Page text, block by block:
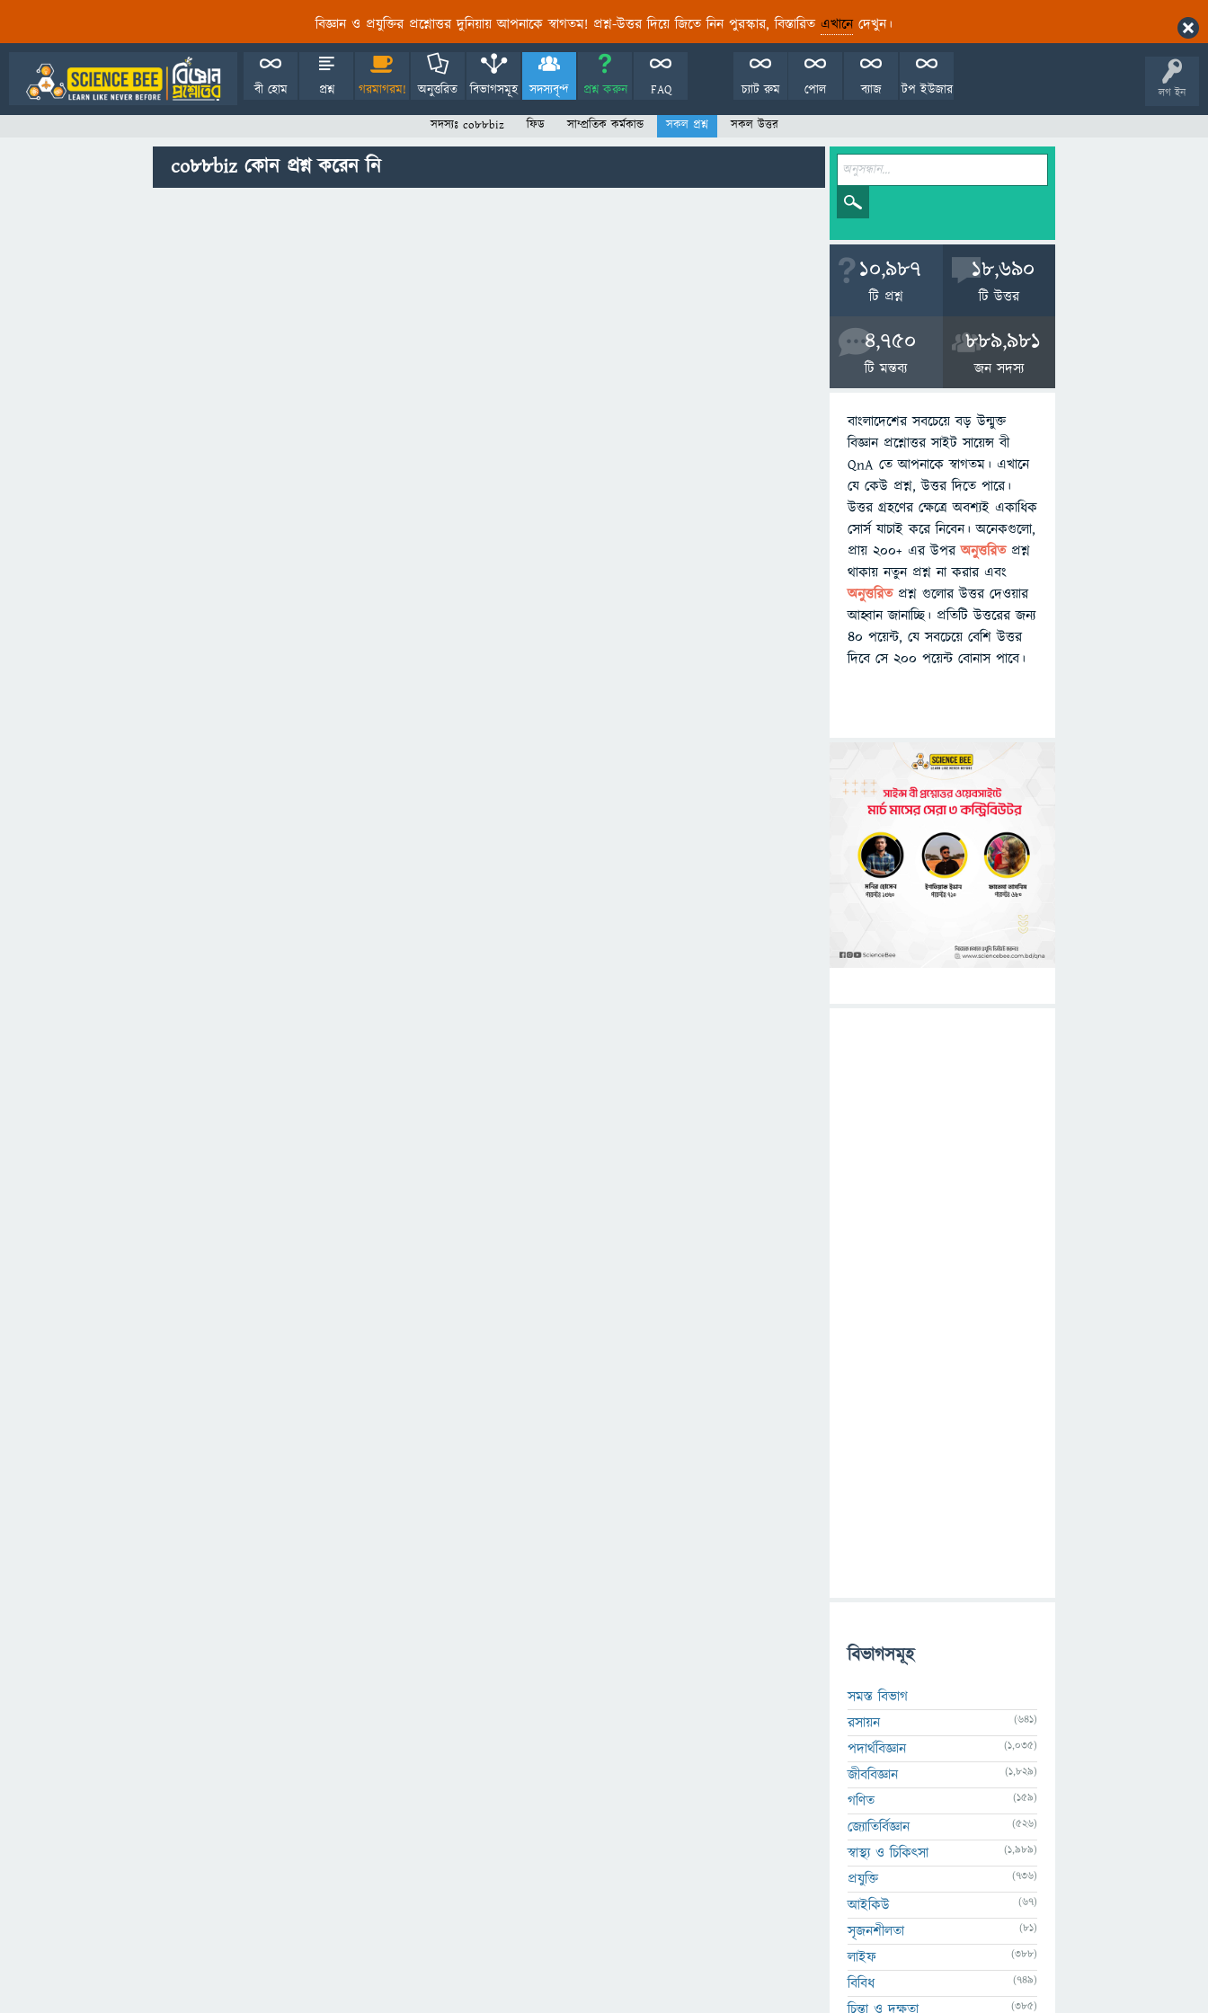
বিজ্ঞান ও প্রযুক্তির প্রশ্নোত্তর দুনিয়ায় আপনাকে স্বাগতম! প্রশ্ন-উত্তর দিয়ে জিতে নিন পুরস্কার, বিস্তারিত এখানেদেখুন।
লগ ইন
বী হোম প্রশ্ন গরমাগরম! অনুত্তরিত বিভাগসমূহ সদস্যবৃন্দ প্রশ্ন করুন FAQ টপ ইউজার
ব্যাজ
পোল
চ্যাট রুম
সদস্যঃ co88biz ফিড সাম্প্রতিক কর্মকান্ড সকল প্রশ্ন সকল উত্তর
co88biz কোন প্রশ্ন করেন নি
10,987
টি প্রশ্ন
18,690
টি উত্তর
4,750
টি মন্তব্য
889,981
জন সদস্য
বাংলাদেশের সবচেয়ে বড় উন্মুক্ত
বিজ্ঞান প্রশ্নোত্তর সাইট সায়েন্স বী
QnA তে আপনাকে স্বাগতম। এখানে
যে কেউ প্রশ্ন, উত্তর দিতে পারে।
উত্তর গ্রহণের ক্ষেত্রে অবশ্যই একাধিক
সোর্স যাচাই করে নিবেন। অনেকগুলো,
প্রায় ২০০+ এর উপরঅনুত্তরিতপ্রশ্ন
থাকায় নতুন প্রশ্ন না করার এবং
অনুত্তরিত প্রশ্ন গুলোর উত্তর দেওয়ার
আহ্বান জানাচ্ছি। প্রতিটি উত্তরের জন্য
৪০ পয়েন্ট, যে সবচেয়ে বেশি উত্তর
দিবে সে ২০০ পয়েন্ট বোনাস পাবে।
বিভাগসমূহ
সমস্ত বিভাগ
রসায়ন
(641)
পদার্থবিজ্ঞান (1,035)
জীববিজ্ঞান (1,829)
গণিত (159)
জ্যোতির্বিজ্ঞান (526)
স্বাস্থ্য ও চিকিৎসা (1,989)
প্রযুক্তি (736)
আইকিউ (67)
সৃজনশীলতা (81)
লাইফ (388)
বিবিধ (749)
চিন্তা ও দক্ষতা (385)